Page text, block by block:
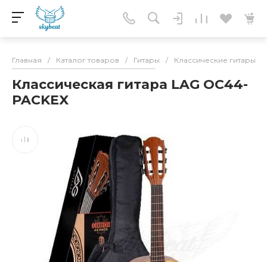
Главная / Каталог товаров / Гитары / Классические гитары
Классическая гитара LAG OC44-
PACKEX